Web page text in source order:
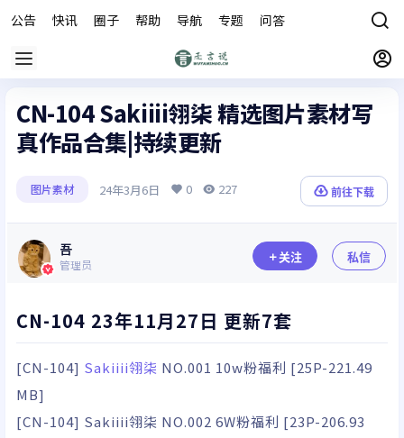
公告 快讯 圈子 帮助 导航 专题 问答
CN-104 Sakiiii翎柒 精选图片素材写
真作品合集|持续更新
图片素材 24年3月6日 0 227 前往下载
吾
管理员 关注 私信
CN-104 23年11月27日 更新7套
[CN-104] Sakiiii翎柒 NO.001 10w粉福利 [25P-221.49
MB]
[CN-104] Sakiiii翎柒 NO.002 6W粉福利 [23P-206.93